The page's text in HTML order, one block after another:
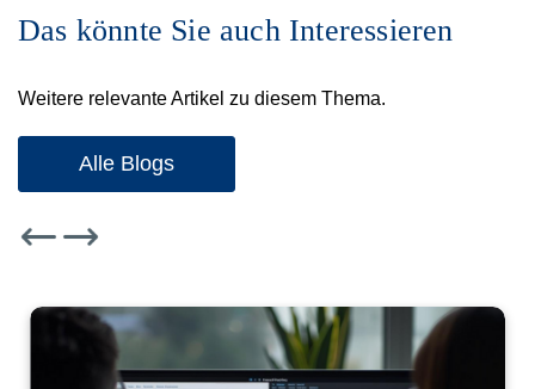
Das könnte Sie auch Interessieren
Weitere relevante Artikel zu diesem Thema.
Alle Blogs